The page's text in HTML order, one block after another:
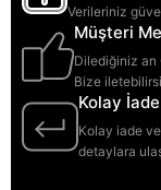
Verileriniz
Müşteri
Dilediğiniz an
Bize
Kolay İade
Kolay iade
detaylara